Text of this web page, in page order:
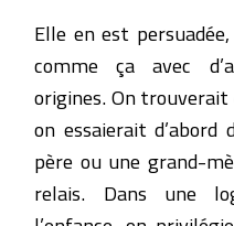
Elle en est
comme ça avec
origines. On
on essaierait d’abord
père ou une grand-
relais. Dans une